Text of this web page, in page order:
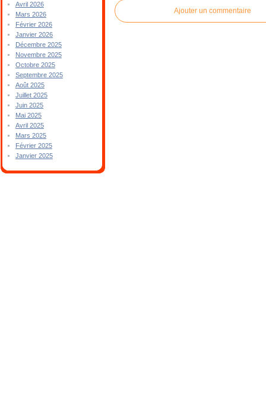
Avril 2026
Mars 2026
Février 2026
Janvier 2026
Décembre 2025
Novembre 2025
Octobre 2025
Septembre 2025
Août 2025
Juillet 2025
Juin 2025
Mai 2025
Avril 2025
Mars 2025
Février 2025
Janvier 2025
Ajouter un commentaire